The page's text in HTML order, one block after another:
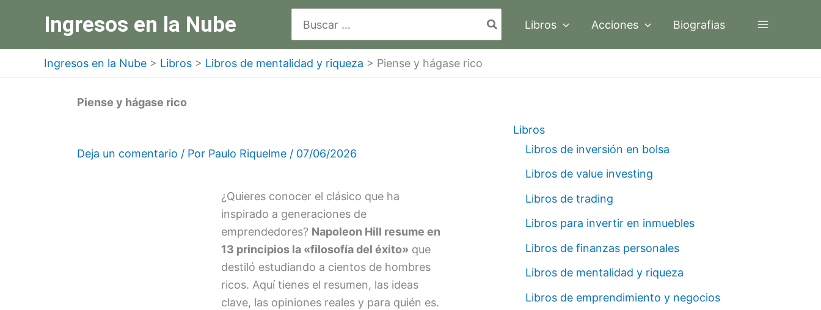
Ingresos en la Nube
por:
Libros Acciones Biografias
Ingresos en la Nube > Libros > Libros de mentalidad y riqueza > Piense y hágase rico
Piense y hágase rico
Deja un comentario / Por Paulo Riquelme / 07/06/2026
¿Quieres conocer el clásico que ha
inspirado a generaciones de
emprendedores? Napoleon Hill resume en
13 principios la «filosofía del éxito» que
destiló estudiando a cientos de hombres
ricos. Aquí tienes el resumen, las ideas
clave, las opiniones reales y para quién es.
Libros
Libros de inversión en bolsa
Libros de value investing
Libros de trading
Libros para invertir en inmuebles
Libros de finanzas personales
Libros de mentalidad y riqueza
Libros de emprendimiento y negocios